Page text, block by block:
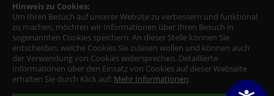
Hinweis zu Cookies:
Um Ihren Besuch auf unserer Website zu verbessern und funktional
zu machen, möchten wir Informationen über Ihren Besuch in
sogenannten Cookies speichern. An dieser Stelle können Sie
entscheiden, welche Cookies Sie zulasen wollen und können auch
der Verwendung von Cookies widersprechen. Detaillierte
Informationen über den Einsatz von Cookies auf dieser Webseite
erhalten Sie durch Klick auf: Mehr Informationen.